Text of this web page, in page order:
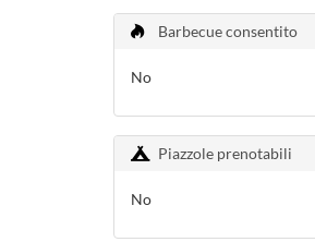
Barbecue consentito
No
Piazzole prenotabili
No